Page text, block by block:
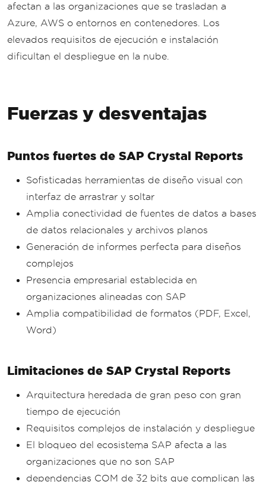
afectan a las organizaciones que se trasladan a
Azure, AWS o entornos en contenedores. Los
elevados requisitos de ejecución e instalación
dificultan el despliegue en la nube.
Fuerzas y desventajas
Puntos fuertes de SAP Crystal Reports
Sofisticadas herramientas de diseño visual con
interfaz de arrastrar y soltar
Amplia conectividad de fuentes de datos a bases
de datos relacionales y archivos planos
Generación de informes perfecta para diseños
complejos
Presencia empresarial establecida en
organizaciones alineadas con SAP
Amplia compatibilidad de formatos (PDF, Excel,
Word)
Limitaciones de SAP Crystal Reports
Arquitectura heredada de gran peso con gran
tiempo de ejecución
Requisitos complejos de instalación y despliegue
El bloqueo del ecosistema SAP afecta a las
organizaciones que no son SAP
dependencias COM de 32 bits que complican las